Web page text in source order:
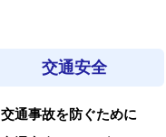
交通安全
交通事故を防ぐために